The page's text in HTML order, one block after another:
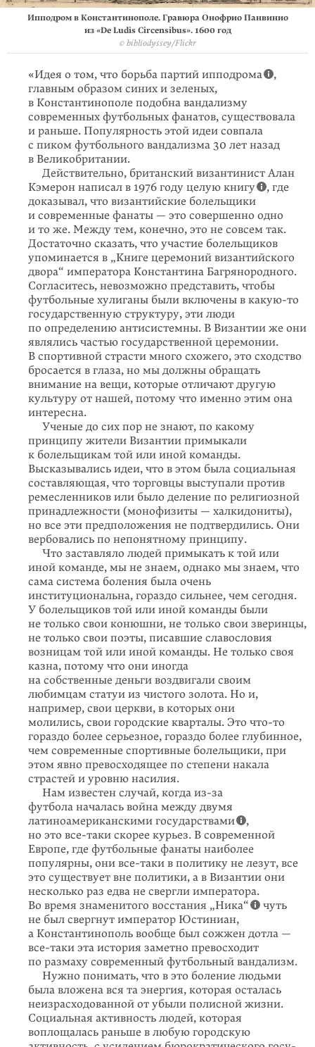
Ипподром в Константинополе. Гравюра Онофрио Панвинио
из «De Ludis Circensibus». 1600 год
© bibliodyssey/Flickr
«Идея о том, что борьба партий ипподрома
,
главным образом синих и зеленых,
в Константинополе подобна вандализму
современных футбольных фанатов, существовала
и раньше. Популярность этой идеи совпала
с пиком футбольного вандализма 30 лет назад
в Великобритании.
Действительно, британский византинист Алан
Кэмерон написал в 1976 году целую книгу
, где
доказывал, что византийские болель­щики
и современные фанаты — это совершенно одно
и то же. Между тем, конечно, это не совсем так.
Достаточно сказать, что участие болельщиков
упоминается в „Книге церемоний византийского
двора“ императора Константина Багрянородного.
Согласитесь, невозможно представить, чтобы
футбольные хулиганы были включены в какую-то
государственную структуру, эти люди
по определению антисистемны. В Византии же они
являлись частью государственной церемонии.
В спортивной страсти много схожего, это сходство
бросается в глаза, но мы должны обращать
внимание на вещи, которые отличают другую
культуру от нашей, потому что именно этим она
интересна.
Ученые до сих пор не знают, по какому
принципу жители Византии примыкали
к болельщикам той или иной команды.
Высказывались идеи, что в этом была социальная
составляющая, что торговцы высту­пали против
ремесленников или было деление по религиозной
принад­лежности (монофизиты — халкидониты),
но все эти предположения не подтвердились. Они
вербовались по непонятному принципу.
Что заставляло людей примыкать к той или
иной команде, мы не знаем, однако мы знаем, что
сама система боления была очень
институциональна, гораздо сильнее, чем сегодня.
У болельщиков той или иной команды были
не только свои конюшни, не только свои зверинцы,
не только свои поэты, писавшие славословия
возницам той или иной команды. Не только своя
казна, потому что они иногда
на собственные деньги воздвигали своим
любимцам статуи из чистого золота. Но и,
например, свои церкви, в которых они
молились, свои городские кварталы. Это что-то
гораздо более серьезное, гораздо более глубинное,
чем современные спортивные болельщики, при
этом явно превосходящее по степени накала
страстей и уровню насилия.
Нам известен случай, когда из-за
футбола началась война между двумя
латиноамериканскими государствами
,
но это все-таки скорее курьез. В современной
Европе, где футбольные фанаты наиболее
популярны, они все-таки в политику не лезут, все
это существует вне политики, а в Византии они
несколько раз едва не свергли императора.
Во время знаменитого восстания „Ника“
чуть
не был свергнут император Юстиниан,
а Константинополь вообще был сожжен дотла —
все-таки эта история заметно превосходит
по размаху современный футбольный вандализм.
Нужно понимать, что в это боление людьми
была вложена вся та энергия, которая осталась
неизрасходованной от убыли полисной жизни.
Социальная активность людей, которая
воплощалась раньше в любую городскую